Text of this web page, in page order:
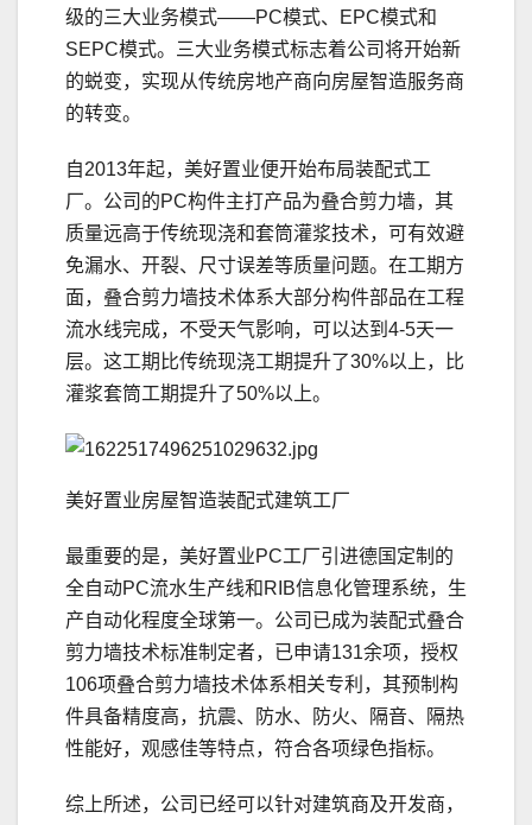
级的三大业务模式——PC模式、EPC模式和
SEPC模式。三大业务模式标志着公司将开始新
的蜕变，实现从传统房地产商向房屋智造服务商
的转变。
自2013年起，美好置业便开始布局装配式工
厂。公司的PC构件主打产品为叠合剪力墙，其
质量远高于传统现浇和套筒灌浆技术，可有效避
免漏水、开裂、尺寸误差等质量问题。在工期方
面，叠合剪力墙技术体系大部分构件部品在工程
流水线完成，不受天气影响，可以达到4-5天一
层。这工期比传统现浇工期提升了30%以上，比
灌浆套筒工期提升了50%以上。
美好置业房屋智造装配式建筑工厂
最重要的是，美好置业PC工厂引进德国定制的
全自动PC流水生产线和RIB信息化管理系统，生
产自动化程度全球第一。公司已成为装配式叠合
剪力墙技术标准制定者，已申请131余项，授权
106项叠合剪力墙技术体系相关专利，其预制构
件具备精度高，抗震、防水、防火、隔音、隔热
性能好，观感佳等特点，符合各项绿色指标。
综上所述，公司已经可以针对建筑商及开发商，